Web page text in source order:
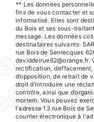
** Les données
fins de vous contacter et
informatisé. Elles sont
du Bois et ses sous-
message. Les données
destinataires suivants:
rue Bois de Senlecques
daviddelrue62@orange.fr.
rectification,
d’opposition, de retrait de
droit d’introduire une
contrôle, ainsi que
mortem. Vous pouvez
l'adresse 13 rue Bois de
courrier électronique à